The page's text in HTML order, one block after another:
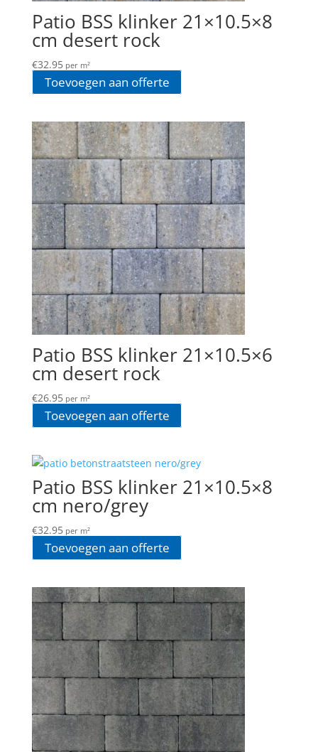
Patio BSS klinker 21×10.5×8
cm desert rock
€32.95per m²
Toevoegen aan offerte
Patio BSS klinker 21×10.5×6
cm desert rock
€26.95per m²
Toevoegen aan offerte
Patio BSS klinker 21×10.5×8
cm nero/grey
€32.95per m²
Toevoegen aan offerte